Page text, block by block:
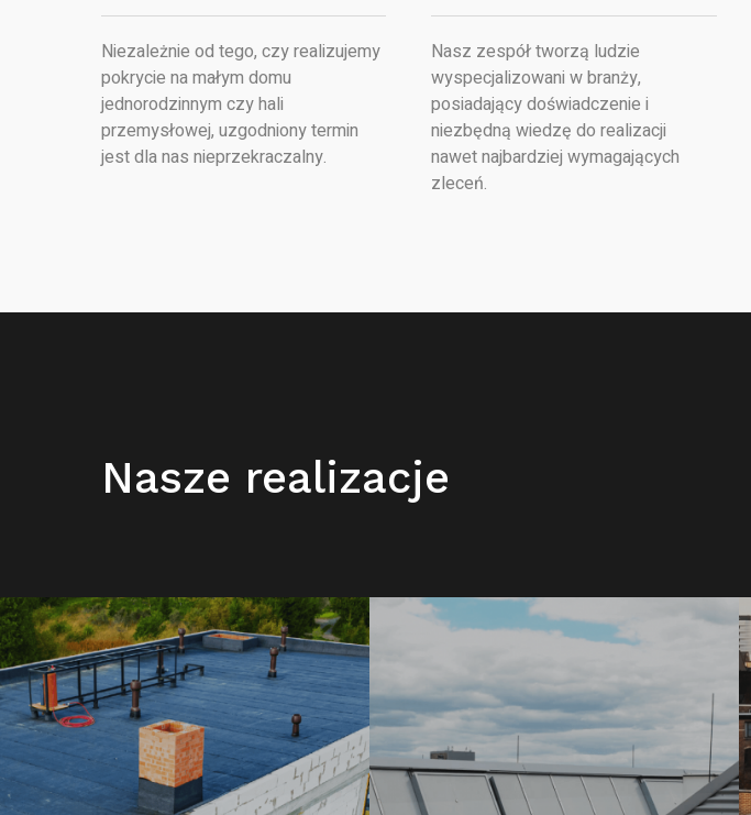
Niezależnie od tego, czy realizujemy
pokrycie na małym domu
jednorodzinnym czy hali
przemysłowej, uzgodniony termin
jest dla nas nieprzekraczalny.
Nasz zespół tworzą ludzie
wyspecjalizowani w branży,
posiadający doświadczenie i
niezbędną wiedzę do realizacji
nawet najbardziej wymagających
zleceń.
Nasze realizacje